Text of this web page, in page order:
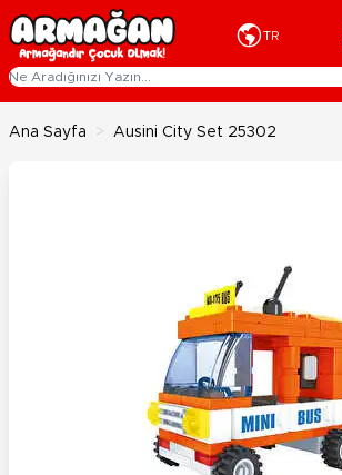
İçeriğe geç
TR
Ana Sayfa > Ausini City Set 25302